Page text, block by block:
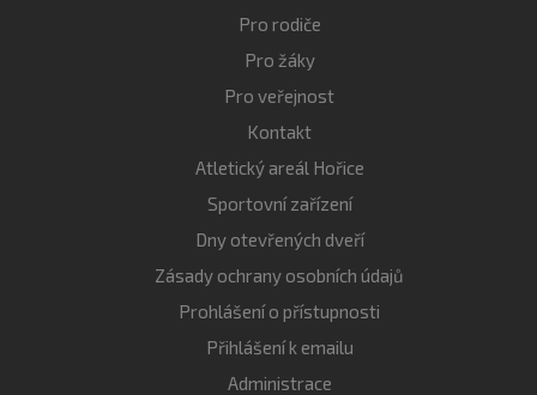
Pro rodiče
Pro žáky
Pro veřejnost
Kontakt
Atletický areál Hořice
Sportovní zařízení
Dny otevřených dveří
Zásady ochrany osobních údajů
Prohlášení o přístupnosti
Přihlášení k emailu
Administrace